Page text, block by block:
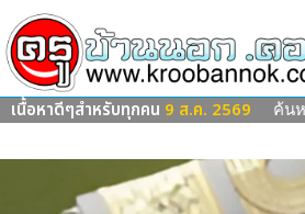
เนื้อหาดีๆสำหรับทุกคน 9 ส.ค. 2569 ค้น